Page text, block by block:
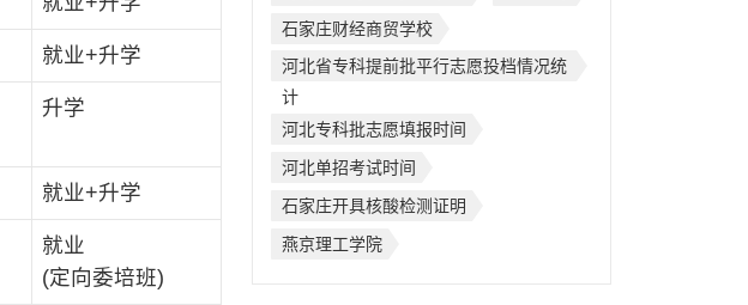
就业+升学
升学
就业+升学
就业
(定向委培班)
石家庄财经商贸学校
河北省专科提前批平行志愿投档情况统
计
河北专科批志愿填报时间
河北单招考试时间
石家庄开具核酸检测证明
燕京理工学院